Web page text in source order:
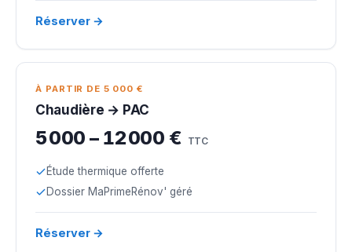
Réserver →
À PARTIR DE 5 000 €
Chaudière → PAC
5 000 – 12 000 € TTC
Étude thermique offerte
Dossier MaPrimeRénov' géré
Réserver →